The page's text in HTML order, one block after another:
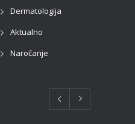
Dermatologija
Aktualno
Naročanje